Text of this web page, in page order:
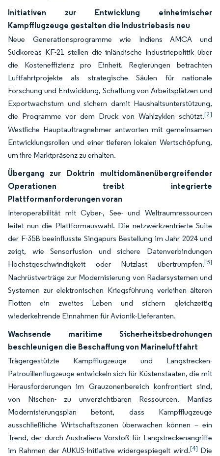
Initiativen zur Entwicklung einheimischer
Kampfflugzeuge gestalten die Industriebasis neu
Neue Generationsprogramme wie Indiens AMCA und
Südkoreas KF-21 stellen die inländische Industriepolitik über
die Kosteneffizienz pro Einheit. Regierungen betrachten
Luftfahrtprojekte als strategische Säulen für nationale
Forschung und Entwicklung, Schaffung von Arbeitsplätzen und
Exportwachstum und sichern damit Haushaltsunterstützung,
die Programme vor dem Druck von Wahlzyklen schützt.[2]
Westliche Hauptauftragnehmer antworten mit gemeinsamen
Entwicklungsrollen und einer tieferen lokalen Wertschöpfung,
um ihre Marktpräsenz zu erhalten.
Übergang zur Doktrin multidomänenübergreifender
Operationen treibt integrierte
Plattformanforderungen voran
Interoperabilität mit Cyber-, See- und Weltraumressourcen
leitet nun die Plattformauswahl. Die netzwerkzentrierte Suite
der F-35B beeinflusste Singapurs Bestellung im Jahr 2024 und
zeigt, wie Sensorfusion und sichere Datenverbindungen
Höchstgeschwindigkeit oder Nutzlast übertrumpfen.[3]
Nachrüstverträge zur Modernisierung von Radarsystemen und
Systemen zur elektronischen Kriegsführung verleihen älteren
Flotten ein zweites Leben und sichern gleichzeitig
wiederkehrende Einnahmen für Avionik-Lieferanten.
Wachsende maritime Sicherheitsbedrohungen
beschleunigen die Beschaffung von Marineluftfahrt
Trägergestützte Kampfflugzeuge und Langstrecken-
Patrouillenflugzeuge entwickeln sich für Küstenstaaten, die mit
Herausforderungen im Grauzonenbereich konfrontiert sind,
von Nischen- zu unverzichtbaren Ressourcen. Manilas
Modernisierungsplan betont, dass Kampfflugzeuge
ausschließliche Wirtschaftszonen überwachen können – ein
Trend, der durch Australiens Vorstoß für Langstreckenangriffe
im Rahmen der AUKUS-Initiative widergespiegelt wird.[4] Die